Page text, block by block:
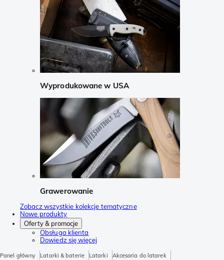
Wyprodukowane w USA
Grawerowanie
Zobacz wszystkie kolekcje tematyczne
Nowe produkty
Oferty & promocje
Obsługa klienta
Dowiedz się więcej
Panel główny Latarki & baterie Latarki Akcesoria do latarek